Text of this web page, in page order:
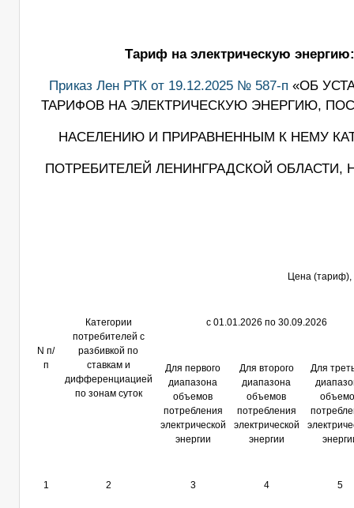
Тариф на электрическую энергию:
Приказ Лен РТК от 19.12.2025 № 587-п«ОБ
ТАРИФОВ НА ЭЛЕКТРИЧЕСКУЮ ЭНЕРГИЮ,
НАСЕЛЕНИЮ И ПРИРАВНЕННЫМ К НЕМУ
ПОТРЕБИТЕЛЕЙ ЛЕНИНГРАДСКОЙ ОБЛАСТИ,
N п/
п
Категории
потребителей с
разбивкой по
ставкам и
дифференциацией
по зонам суток
Цена (тариф),
с 01.01.2026 по 30.09.2026
Для первого
диапазона
объемов
потребления
электрической
энергии
Для второго
диапазона
объемов
потребления
электрической
энергии
Для
1 2 3 4 5